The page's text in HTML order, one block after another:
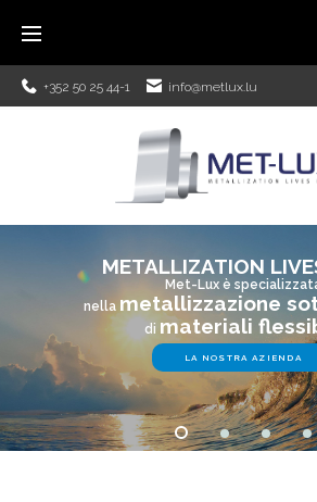
+352 50 25 44-1 info@metlux.lu
METALLIZATION
Met-Lux è
nella metallizzazione
di materiali
LA NOSTRA AZIENDA